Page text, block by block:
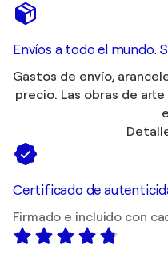
Envíos a todo el mundo.
Gastos de envío,
precio. Las obras de
Certificado de
Firmado e incluido con